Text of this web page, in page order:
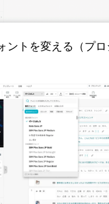
ントを変える（プロ